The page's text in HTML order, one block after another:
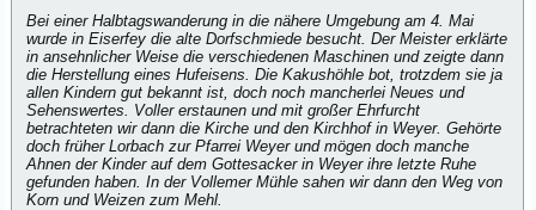
Bei einer Halbtagswanderung in die nähere Umgebung am 4. Mai
wurde in Eiserfey die alte Dorfschmiede besucht. Der Meister erklärte
in ansehnlicher Weise die verschiedenen Maschinen und zeigte dann
die Herstellung eines Hufeisens. Die Kakushöhle bot, trotzdem sie ja
allen Kindern gut bekannt ist, doch noch mancherlei Neues und
Sehenswertes. Voller erstaunen und mit großer Ehrfurcht
betrachteten wir dann die Kirche und den Kirchhof in Weyer. Gehörte
doch früher Lorbach zur Pfarrei Weyer und mögen doch manche
Ahnen der Kinder auf dem Gottesacker in Weyer ihre letzte Ruhe
gefunden haben. In der Vollemer Mühle sahen wir dann den Weg von
Korn und Weizen zum Mehl.